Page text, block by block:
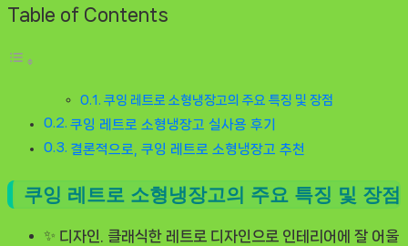
Table of Contents
쿠잉 레트로 소형냉장고의 주요 특징 및 장점
쿠잉 레트로 소형냉장고 실사용 후기
결론적으로, 쿠잉 레트로 소형냉장고 추천
쿠잉 레트로 소형냉장고의 주요 특징 및 장점
✨ 디자인.
클래식한 레트로 디자인으로 인테리어에 잘 어울